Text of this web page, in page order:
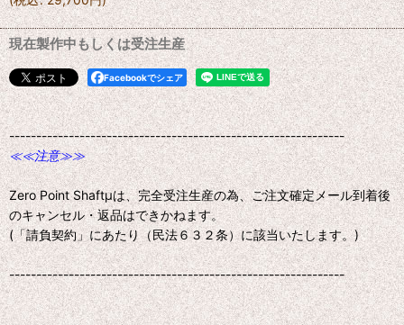
現在製作中もしくは受注生産
Facebookでシェア
--------------------------------------------------------------
≪≪注意≫≫
Zero Point Shaftμは、完全受注生産の為、ご注文確定メール到着後
のキャンセル・返品はできかねます。
(「請負契約」にあたり（民法６３２条）に該当いたします。)
--------------------------------------------------------------